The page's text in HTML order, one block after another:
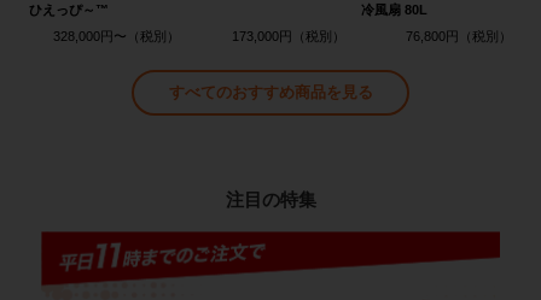
ひえっぴ～™
328,000円〜
173,000円
冷風扇 80L
76,800円
すべてのおすすめ商品を見る
注目の特集